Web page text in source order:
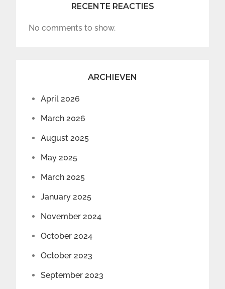
RECENTE REACTIES
No comments to show.
ARCHIEVEN
April 2026
March 2026
August 2025
May 2025
March 2025
January 2025
November 2024
October 2024
October 2023
September 2023